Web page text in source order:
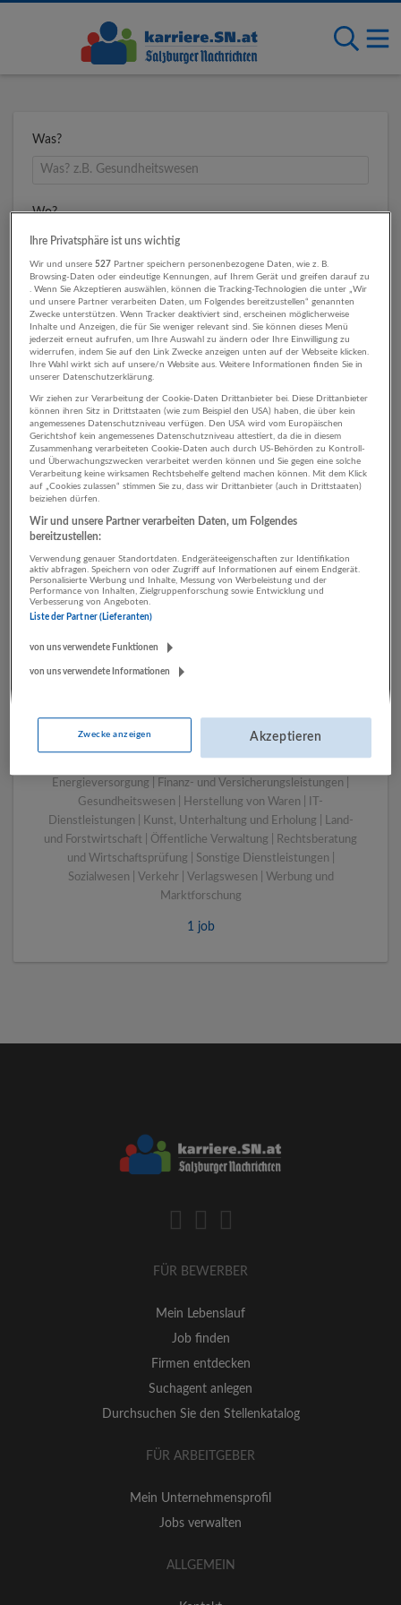
Was?
Wo?
Umkreis
1 Tourismus, Hotel,
Gastronomie Finanz- und
Versicherungsleistungen
LUGSTEIN CONSULTING
Energieversorgung | Finanz- und Versicherungsleistungen |
Gesundheitswesen | Herstellung von Waren | IT-
Dienstleistungen | Kunst, Unterhaltung und Erholung | Land-
und Forstwirtschaft | Öffentliche Verwaltung | Rechtsberatung
und Wirtschaftsprüfung | Sonstige Dienstleistungen |
Sozialwesen | Verkehr | Verlagswesen | Werbung und
Marktforschung
1 job
FÜR BEWERBER
Mein Lebenslauf
Job finden
Firmen entdecken
Suchagent anlegen
Durchsuchen Sie den Stellenkatalog
FÜR ARBEITGEBER
Mein Unternehmensprofil
Jobs verwalten
ALLGEMEIN
Ihre Privatsphäre ist uns wichtig
Wir und unsere 527 Partner speichern personenbezogene Daten, wie z. B.
Browsing-Daten oder eindeutige Kennungen, auf Ihrem Gerät und greifen darauf zu
. Wenn Sie Akzeptieren auswählen, können die Tracking-Technologien die unter „Wir
und unsere Partner verarbeiten Daten, um Folgendes bereitzustellen“ genannten
Zwecke unterstützen. Wenn Tracker deaktiviert sind, erscheinen möglicherweise
Inhalte und Anzeigen, die für Sie weniger relevant sind. Sie können dieses Menü
jederzeit erneut aufrufen, um Ihre Auswahl zu ändern oder Ihre Einwilligung zu
widerrufen, indem Sie auf den Link Zwecke anzeigen unten auf der Webseite klicken.
Ihre Wahl wirkt sich auf unsere/n Website aus. Weitere Informationen finden Sie in
unserer Datenschutzerklärung.
Wir ziehen zur Verarbeitung der Cookie-Daten Drittanbieter bei. Diese Drittanbieter
können ihren Sitz in Drittstaaten (wie zum Beispiel den USA) haben, die über kein
angemessenes Datenschutzniveau verfügen. Den USA wird vom Europäischen
Gerichtshof kein angemessenes Datenschutzniveau attestiert, da die in diesem
Zusammenhang verarbeiteten Cookie-Daten auch durch US-Behörden zu Kontroll-
und Überwachungszwecken verarbeitet werden können und Sie gegen eine solche
Verarbeitung keine wirksamen Rechtsbehelfe geltend machen können. Mit dem Klick
auf „Cookies zulassen“ stimmen Sie zu, dass wir Drittanbieter (auch in Drittstaaten)
beiziehen dürfen.
Wir und unsere Partner verarbeiten Daten, um Folgendes
bereitzustellen:
Verwendung genauer Standortdaten. Endgeräteeigenschaften zur Identifikation
aktiv abfragen. Speichern von oder Zugriff auf Informationen auf einem Endgerät.
Personalisierte Werbung und Inhalte, Messung von Werbeleistung und der
Performance von Inhalten, Zielgruppenforschung sowie Entwicklung und
Verbesserung von Angeboten.
Liste der Partner (Lieferanten)
von uns verwendete Funktionen
von uns verwendete Informationen
Zwecke anzeigen Akzeptieren